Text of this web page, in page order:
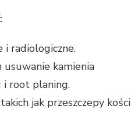
i radiologiczne.
usuwanie kamienia
i root planing.
jak przeszczepy kości